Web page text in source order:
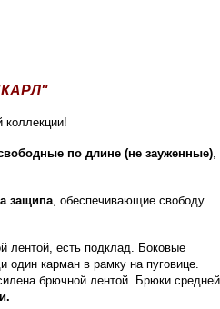
коллекции!
по длине (не зауженные)
защипа , обеспечивающие свободу
лентой, есть подклад. Боковые
один карман в рамку на пуговице.
брючной лентой.
Брюки средней